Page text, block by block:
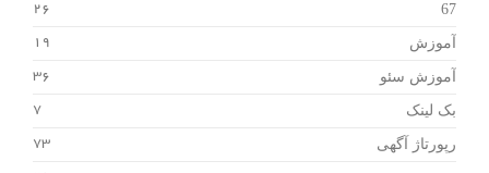
67
26
آموزش 19
آموزش سئو 36
بک لینک 7
رپورتاژ آگهی 73